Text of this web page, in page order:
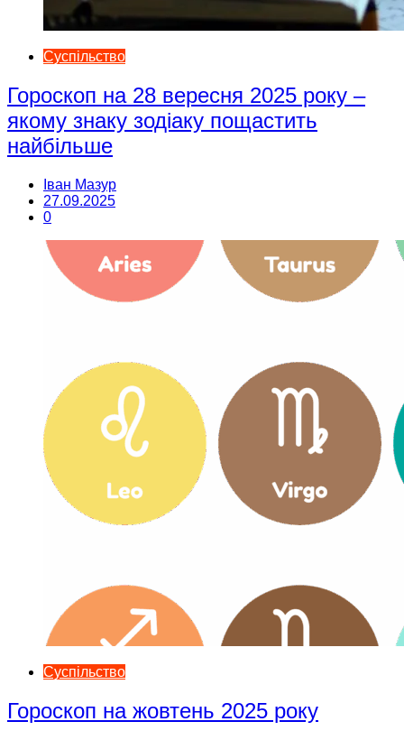
Суспільство
Гороскоп на 28 вересня 2025 року –
якому знаку зодіаку пощастить
найбільше
Іван Мазур
27.09.2025
0
Суспільство
Гороскоп на жовтень 2025 року